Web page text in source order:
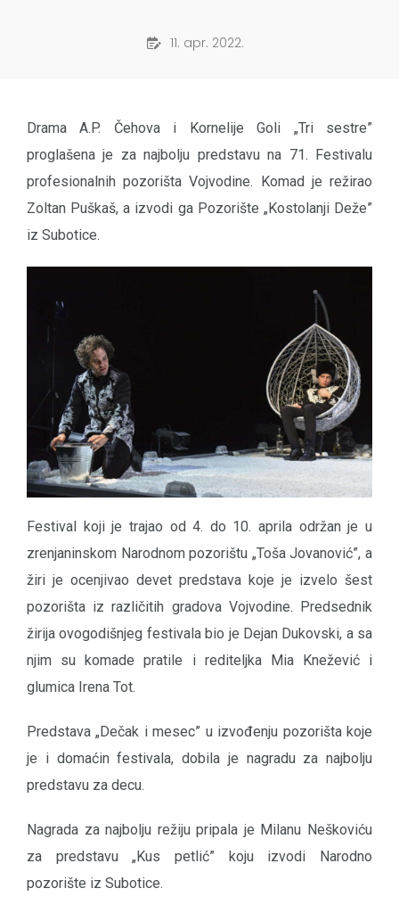
11. apr. 2022.
Drama A.P. Čehova i Kornelije Goli „Tri sestre”
proglašena je za najbolju predstavu na 71. Festivalu
profesionalnih pozorišta Vojvodine. Komad je režirao
Zoltan Puškaš, a izvodi ga Pozorište „Kostolanji Deže”
iz Subotice.
Festival koji je trajao od 4. do 10. aprila održan je u
zrenjaninskom Narodnom pozorištu „Toša Jovanović”, a
žiri je ocenjivao devet predstava koje je izvelo šest
pozorišta iz različitih gradova Vojvodine. Predsednik
žirija ovogodišnjeg festivala bio je Dejan Dukovski, a sa
njim su komade pratile i rediteljka Mia Knežević i
glumica Irena Tot.
Predstava „Dečak i mesec” u izvođenju pozorišta koje
je i domaćin festivala, dobila je nagradu za najbolju
predstavu za decu.
Nagrada za najbolju režiju pripala je Milanu Neškoviću
za predstavu „Kus petlić” koju izvodi Narodno
pozorište iz Subotice.